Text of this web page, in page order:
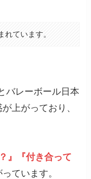
ています。
バレーボール日本
上がっており、
』『付き合って
ています。